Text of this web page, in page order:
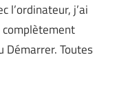
l’ordinateur, j’ai
complètement
Démarrer. Toutes